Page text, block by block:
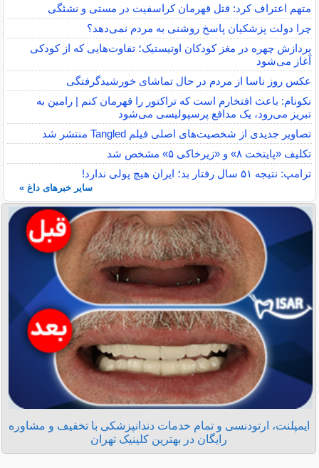
متهم اعتراف کرد: قتل قهرمان کراسفیت در مستی و نشئگی
چرا دولت پزشکیان پاسخ روشنی به مردم نمی‌دهد؟
پردازش چهره در مغز کودکان اوتیستیک؛ تفاوت‌هایی که از کودکی
آغاز می‌شود
عکس روز ناسا از مردم در حال تماشای خورشیدگرفتگی
نکونام: باعث افتخارم است که تراکتور را قهرمان کنم | رامین به
تبریز می‌رود، یک مدافع پرسپولیسی می‌شود
تصاویر جدیدی از شخصیت‌های اصلی فیلم Tangled منتشر شد
تکلیف «پایتخت ۸» و «زیرخاکی ۵» مشخص شد
ترامپ: نتیجه ۵۱ سال رفتار بد؛ ایران هیچ پولی ندارد!
سایر خبرهای داغ »
ایمپلنت، ارتودنسی و تمام خدمات دندانپزشکی با تخفیف و مشاوره
رایگان در بهترین کلینیک تهران